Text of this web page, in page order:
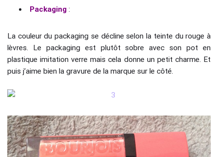
Packaging :
La couleur du packaging se décline selon la teinte du rouge à
lèvres. Le packaging est plutôt sobre avec son pot en
plastique imitation verre mais cela donne un petit charme. Et
puis j’aime bien la gravure de la marque sur le côté.